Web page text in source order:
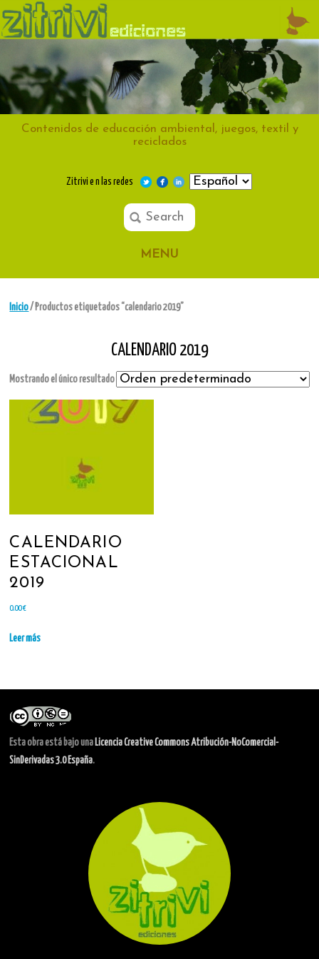
Contenidos de educación ambiental, juegos, textil y
reciclados
Zitrivi e n las redes
MENU
Inicio/ Productos etiquetados “calendario 2019”
CALENDARIO 2019
Mostrando el único resultado
CALENDARIO
ESTACIONAL
2019
0.00€
Leer más
Esta obra está bajo una Licencia Creative Commons Atribución-NoComercial-
SinDerivadas 3.0 España.